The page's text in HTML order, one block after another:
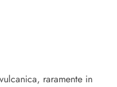
raramente in